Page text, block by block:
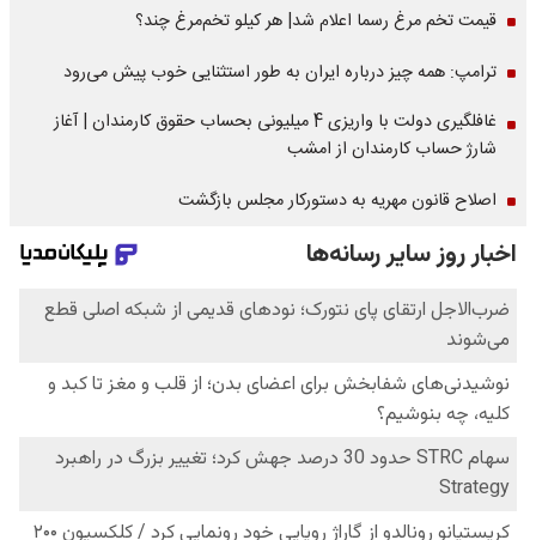
قیمت تخم مرغ رسما اعلام شد| هر کیلو تخم‌مرغ چند؟
ترامپ: همه چیز درباره ایران به طور استثنایی خوب پیش می‌رود
غافلگیری دولت با واریزی 4 میلیونی بحساب حقوق کارمندان | آغاز
شارژ حساب کارمندان از امشب
اصلاح قانون مهریه به دستورکار مجلس بازگشت